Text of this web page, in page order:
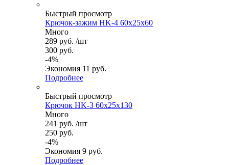
Быстрый просмотр
Крючок-зажим HK-4 60x25x60
Много
289 руб. /шт
300 руб.
-4%
Экономия 11 руб.
Подробнее
Быстрый просмотр
Крючок HK-3 60x25x130
Много
241 руб. /шт
250 руб.
-4%
Экономия 9 руб.
Подробнее